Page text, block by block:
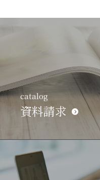
catalog
資料請求